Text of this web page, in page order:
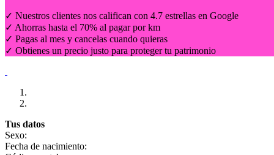
✓ Nuestros clientes nos califican con 4.7 estrellas en Google
✓ Ahorras hasta el 70% al pagar por km
✓ Pagas al mes y cancelas cuando quieras
✓ Obtienes un precio justo para proteger tu patrimonio
Tus datos
Sexo:
Fecha de nacimiento: